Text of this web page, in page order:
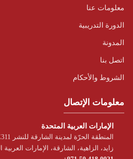
معلومات عنا
الدورة التدريبية
المدونة
اتصل بنا
الشروط والأحكام
معلومات الإتصال
الإمارات العربية المتحدة
زايد، الزاهية، الشارقة، الإمارات العربية